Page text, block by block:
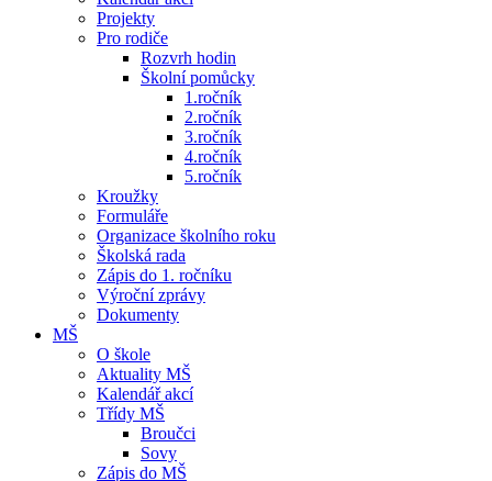
Projekty
Pro rodiče
Rozvrh hodin
Školní pomůcky
1.ročník
2.ročník
3.ročník
4.ročník
5.ročník
Kroužky
Formuláře
Organizace školního roku
Školská rada
Zápis do 1. ročníku
Výroční zprávy
Dokumenty
MŠ
O škole
Aktuality MŠ
Kalendář akcí
Třídy MŠ
Broučci
Sovy
Zápis do MŠ